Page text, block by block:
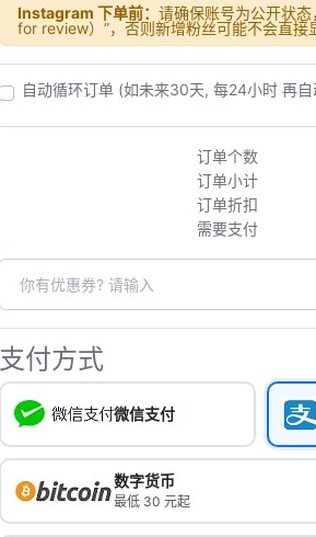
Instagram 下单前： 请确保账号为公开状
for review）”，否则新增粉丝可能不会直接
自动循环订单 (如未来30天, 每24小时 再
订单个数
订单小计
订单折扣
需要支付
支付方式
微信支付
数字货币
最低 30 元起